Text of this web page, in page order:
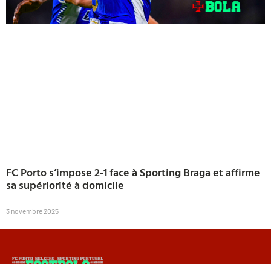
FC Porto s’impose 2-1 face à Sporting Braga et affirme
sa supériorité à domicile
3 novembre 2025